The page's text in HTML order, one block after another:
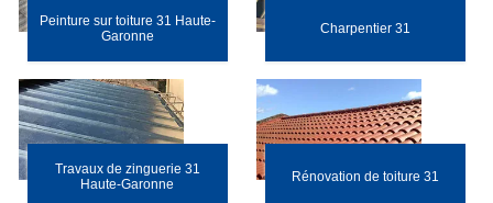
Peinture sur toiture 31 Haute-
Garonne
Charpentier 31
Travaux de zinguerie 31
Haute-Garonne
Rénovation de toiture 31